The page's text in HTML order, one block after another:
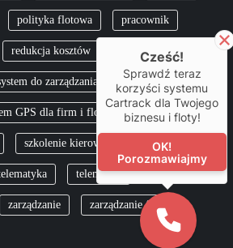
polityka flotowa pracownik
redukcja kosztów
do zarządzania flotą
GPS dla firm i flot
szkolenie kierowców TCO
telemetria
zarządzanie zarządzanie flotą
Cześć!
Sprawdź teraz
korzyści systemu
Cartrack dla Twojego
biznesu i floty!
OK!
Porozmawiajmy